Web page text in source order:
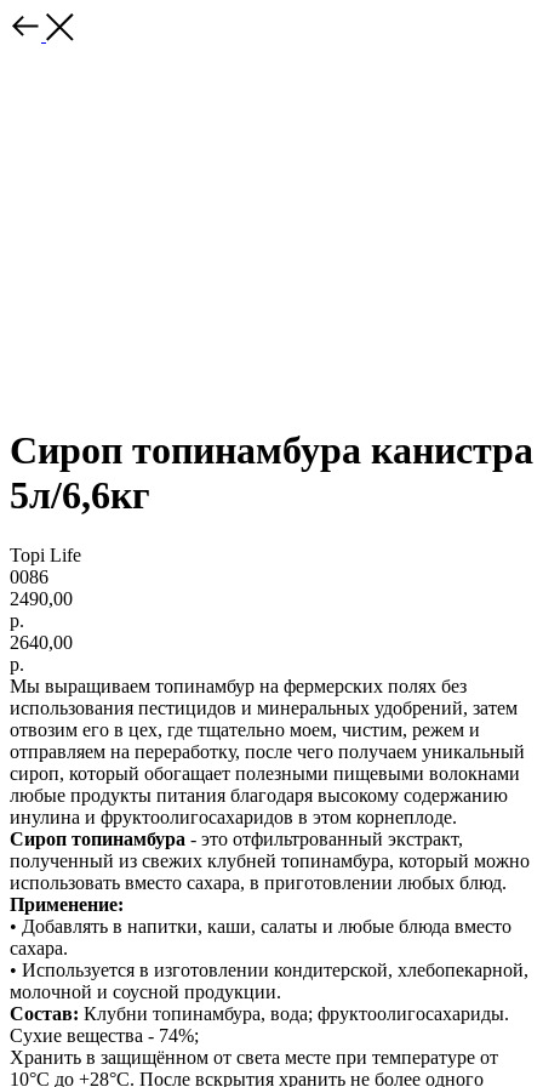
Сироп топинамбура канистра
5л/6,6кг
Topi Life
0086
2490,00
р.
2640,00
р.
Мы выращиваем топинамбур на фермерских полях без
использования пестицидов и минеральных удобрений, затем
отвозим его в цех, где тщательно моем, чистим, режем и
отправляем на переработку, после чего получаем уникальный
сироп, который обогащает полезными пищевыми волокнами
любые продукты питания благодаря высокому содержанию
инулина и фруктоолигосахаридов в этом корнеплоде.
Сироп топинамбура - это отфильтрованный экстракт,
полученный из свежих клубней топинамбура, который можно
использовать вместо сахара, в приготовлении любых блюд.
Применение:
• Добавлять в напитки, каши, салаты и любые блюда вместо
сахара.
• Используется в изготовлении кондитерской, хлебопекарной,
молочной и соусной продукции.
Состав: Клубни топинамбура, вода; фруктоолигосахариды.
Сухие вещества - 74%;
Хранить в защищённом от света месте при температуре от
10°C до +28°C. После вскрытия хранить не более одного